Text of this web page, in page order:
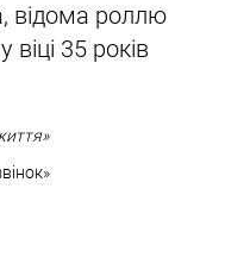
відома роллю
35 років